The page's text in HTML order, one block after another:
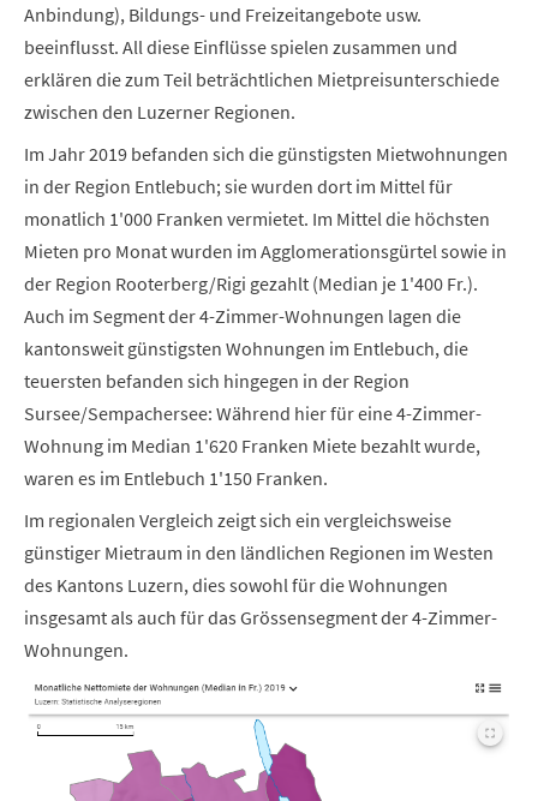
Anbindung), Bildungs- und Freizeitangebote usw.
beeinflusst. All diese Einflüsse spielen zusammen und
erklären die zum Teil beträchtlichen Mietpreisunterschiede
zwischen den Luzerner Regionen.
Im Jahr 2019 befanden sich die günstigsten Mietwohnungen
in der Region Entlebuch; sie wurden dort im Mittel für
monatlich 1'000 Franken vermietet. Im Mittel die höchsten
Mieten pro Monat wurden im Agglomerationsgürtel sowie in
der Region Rooterberg/Rigi gezahlt (Median je 1'400 Fr.).
Auch im Segment der 4-Zimmer-Wohnungen lagen die
kantonsweit günstigsten Wohnungen im Entlebuch, die
teuersten befanden sich hingegen in der Region
Sursee/Sempachersee: Während hier für eine 4-Zimmer-
Wohnung im Median 1'620 Franken Miete bezahlt wurde,
waren es im Entlebuch 1'150 Franken.
Im regionalen Vergleich zeigt sich ein vergleichsweise
günstiger Mietraum in den ländlichen Regionen im Westen
des Kantons Luzern, dies sowohl für die Wohnungen
insgesamt als auch für das Grössensegment der 4-Zimmer-
Wohnungen.